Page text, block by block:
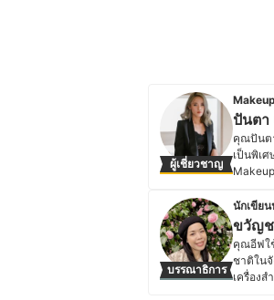
ผู้เชี่ยวชาญ
ปันตา
คุณปันต
เป็นพิเ
เรื่องกา
ความไ
ตาเชื่อ
เด่นมา
สวยใน
บรรณาธิการ
นักเขีย
ขวัญช
คุณอีฟใ
ชาติใน
เครื่อง